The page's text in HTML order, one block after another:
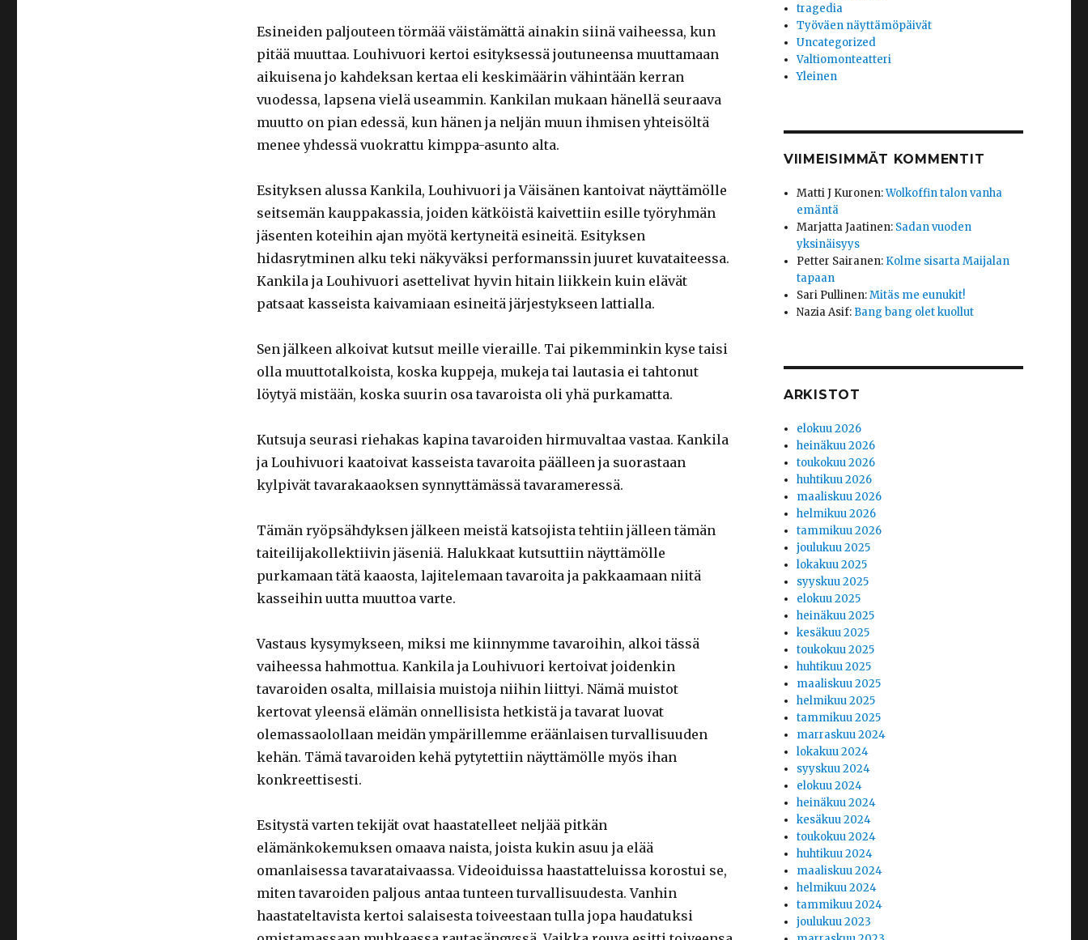
Esineiden paljouteen törmää väistämättä ainakin siinä vaiheessa, kun
pitää muuttaa. Louhivuori kertoi esityksessä joutuneensa muuttamaan
aikuisena jo kahdeksan kertaa eli keskimäärin vähintään kerran
vuodessa, lapsena vielä useammin. Kankilan mukaan hänellä seuraava
muutto on pian edessä, kun hänen ja neljän muun ihmisen yhteisöltä
menee yhdessä vuokrattu kimppa-asunto alta.
Esityksen alussa Kankila, Louhivuori ja Väisänen kantoivat näyttämölle
seitsemän kauppakassia, joiden kätköistä kaivettiin esille työryhmän
jäsenten koteihin ajan myötä kertyneitä esineitä. Esityksen
hidasrytminen alku teki näkyväksi performanssin juuret kuvataiteessa.
Kankila ja Louhivuori asettelivat hyvin hitain liikkein kuin elävät
patsaat kasseista kaivamiaan esineitä järjestykseen lattialla.
Sen jälkeen alkoivat kutsut meille vieraille. Tai pikemminkin kyse taisi
olla muuttotalkoista, koska kuppeja, mukeja tai lautasia ei tahtonut
löytyä mistään, koska suurin osa tavaroista oli yhä purkamatta.
Kutsuja seurasi riehakas kapina tavaroiden hirmuvaltaa vastaa. Kankila
ja Louhivuori kaatoivat kasseista tavaroita päälleen ja suorastaan
kylpivät tavarakaaoksen synnyttämässä tavarameressä.
Tämän ryöpsähdyksen jälkeen meistä katsojista tehtiin jälleen tämän
taiteilijakollektiivin jäseniä. Halukkaat kutsuttiin näyttämölle
purkamaan tätä kaaosta, lajitelemaan tavaroita ja pakkaamaan niitä
kasseihin uutta muuttoa varte.
Vastaus kysymykseen, miksi me kiinnymme tavaroihin, alkoi tässä
vaiheessa hahmottua. Kankila ja Louhivuori kertoivat joidenkin
tavaroiden osalta, millaisia muistoja niihin liittyi. Nämä muistot
kertovat yleensä elämän onnellisista hetkistä ja tavarat luovat
olemassaolollaan meidän ympärillemme eräänlaisen turvallisuuden
kehän. Tämä tavaroiden kehä pytytettiin näyttämölle myös ihan
konkreettisesti.
Esitystä varten tekijät ovat haastatelleet neljää pitkän
elämänkokemuksen omaava naista, joista kukin asuu ja elää
omanlaisessa tavarataivaassa. Videoiduissa haastatteluissa korostui se,
miten tavaroiden paljous antaa tunteen turvallisuudesta. Vanhin
haastateltavista kertoi salaisesta toiveestaan tulla jopa haudatuksi
tragedia
Työväen näyttämöpäivät
Uncategorized
Valtiomonteatteri
Yleinen
VIIMEISIMMÄT KOMMENTIT
Matti J Kuronen:Wolkoffin talon vanha
emäntä
Marjatta Jaatinen: Sadan vuoden
yksinäisyys
Petter Sairanen: Kolme sisarta Maijalan
tapaan
Sari Pullinen:Mitäs me eunukit!
Nazia Asif: Bang bang olet kuollut
ARKISTOT
elokuu 2026
heinäkuu 2026
toukokuu 2026
huhtikuu 2026
maaliskuu 2026
helmikuu 2026
tammikuu 2026
joulukuu 2025
lokakuu 2025
syyskuu 2025
elokuu 2025
heinäkuu 2025
kesäkuu 2025
toukokuu 2025
huhtikuu 2025
maaliskuu 2025
helmikuu 2025
tammikuu 2025
marraskuu 2024
lokakuu 2024
syyskuu 2024
elokuu 2024
heinäkuu 2024
kesäkuu 2024
toukokuu 2024
huhtikuu 2024
maaliskuu 2024
helmikuu 2024
tammikuu 2024
joulukuu 2023